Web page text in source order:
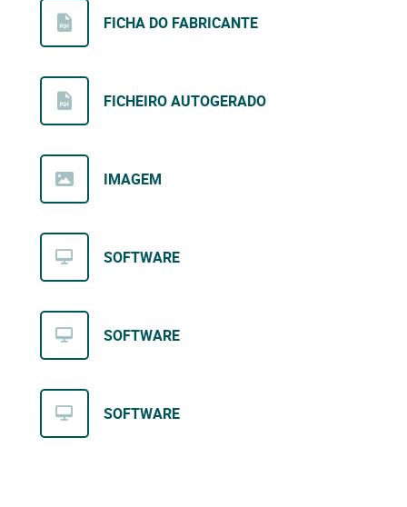
FICHA DO FABRICANTE
FICHEIRO AUTOGERADO
IMAGEM
SOFTWARE
SOFTWARE
SOFTWARE